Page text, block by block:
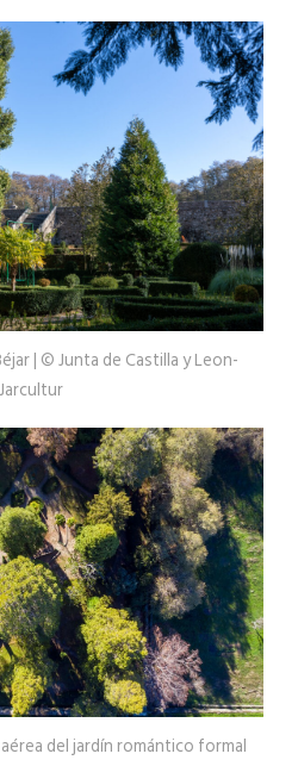
| © Junta de Castilla y Leon-
Jarcultur
del jardín romántico formal